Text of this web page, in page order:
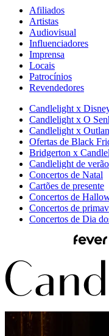
Afiliados
Artistas
Audiovisual
Influenciadores
Imprensa
Locais
Patrocínios
Revendedores
Candlelight x
Candlelight x O
Candlelight x
Ofertas de Black
Bridgerton x
Candlelight de verão
Concertos de Natal
Cartões de presente
Concertos de
Concertos de
Concertos de Dia